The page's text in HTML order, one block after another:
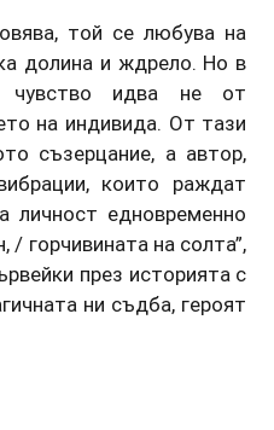
той се любува на
долина и ждрело. Но в
чувство идва не от
на индивида. От тази
съзерцание, а автор,
които раждат
личност едновременно
/ горчивината на солта”,
през историята с
ни съдба, героят